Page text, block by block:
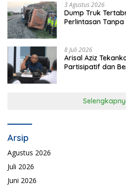
3 Agustus 2026
Dump Truk
Perlintasan
8 Juli 2026
Arisal Aziz
Partisipatif dan
Arsip
Agustus 2026
Juli 2026
Juni 2026